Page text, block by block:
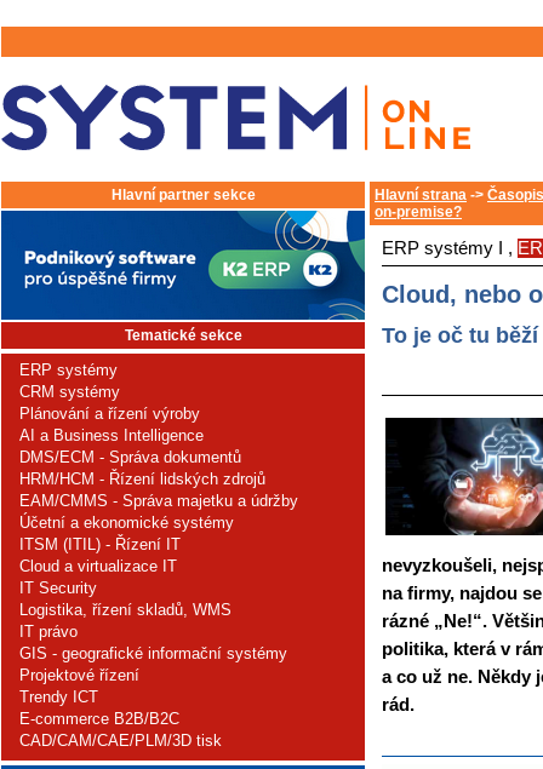
Hlavní partner sekce
Tematické sekce
ERP systémy
CRM systémy
Plánování a řízení výroby
AI a Business Intelligence
DMS/ECM - Správa dokumentů
HRM/HCM - Řízení lidských zdrojů
EAM/CMMS - Správa majetku a údržby
Účetní a ekonomické systémy
ITSM (ITIL) - Řízení IT
Cloud a virtualizace IT
IT Security
Logistika, řízení skladů, WMS
IT právo
GIS - geografické informační systémy
Projektové řízení
Trendy ICT
E-commerce B2B/B2C
CAD/CAM/CAE/PLM/3D tisk
Hlavní strana ->
on-premise?
ERP systémy I ,
Cloud, nebo
To je oč tu běží
nevyzkoušeli,
na firmy, najdou
rázné „Ne!“.
politika, která v
a co už ne. Někdy
rád.